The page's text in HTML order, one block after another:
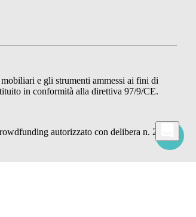
e gli strumenti ammessi ai fini di
in conformità alla direttiva 97/9/CE.
autorizzato con delibera n. 22876